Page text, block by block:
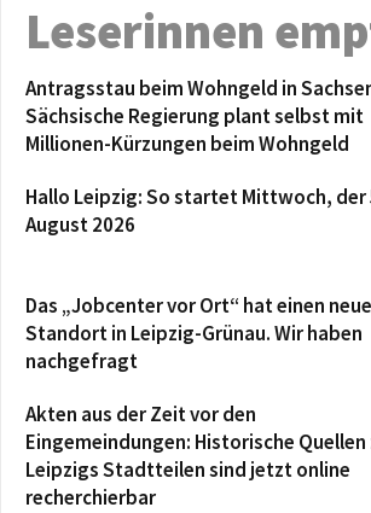
Leserinnen
Antragsstau beim Wohngeld in
Sächsische Regierung plant selbst mit
Millionen-Kürzungen beim Wohngeld
Hallo Leipzig: So startet Mittwoch, der
August 2026
Das „Jobcenter vor Ort“ hat einen
Standort in Leipzig-Grünau. Wir haben
nachgefragt
Akten aus der Zeit vor den
Eingemeindungen: Historische Quellen
Leipzigs Stadtteilen sind jetzt online
recherchierbar